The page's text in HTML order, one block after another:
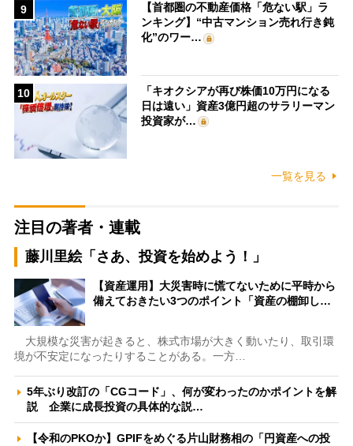
9
【首都圏の不動産価格「危ない駅」ラ
ンキング】“中古マンション売れ行き鈍
化”のワー…
10
「キオクシアが再び株価10万円になる
日は遠い」資産3億円超のサラリーマン
投資家が…
一覧を見る
注目の著者・連載
藤川里絵「さあ、投資を始めよう！」
【資産運用】大災害時に慌てないために平時から
備えておきたい3つのポイント「資産の棚卸し…
大規模な災害が起きると、株式市場が大きく動いたり、取引環
境が不安定になったりすることがある。一方…
5年ぶり改訂の「CGコード」、何が変わったのかポイントを解
説 企業に成長投資の具体的な説…
【令和のPKOか】GPIFをめぐる片山財務相の「円資産への投